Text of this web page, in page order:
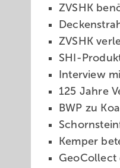
ZVSHK
ZVSHK
SHI-
Interview
125 Jahre
BWP zu
Kemper
GeoCollect